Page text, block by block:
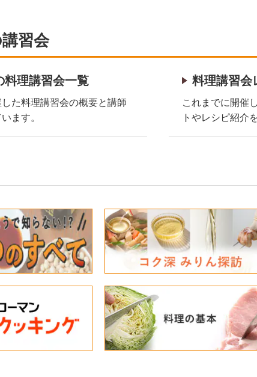
習会
料理講習会一覧
た料理講習会の概要と講師
ます。
料理講習会
これまでに開催
トやレシピ紹介